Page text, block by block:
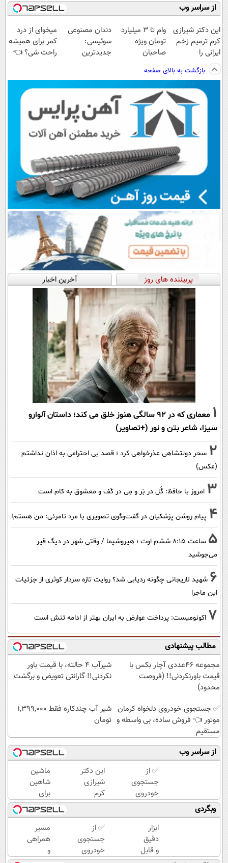
از سراسر وب
این دکتر شیرازی
کرم ترمیم زخم
ایرانی را
ساخت!!!
وام تا ۳ میلیارد
تومان ویژه
صاحبان
آنلاین و حضوری
دندان مصنوعی
سوئیسی:
جدیدترین
پرداخت قسطی
میخوای از درد
کمر برای همیشه
راحت شی؟ 👈
بازگشت به بالای صفحه
پربیننده های روز آخرین اخبار
1
معماری که در 92 سالگی هنوز خلق می کند؛ داستان آلوارو
سیزا، شاعر بتن و نور (+تصاویر)
2 سحر دولتشاهی عذرخواهی کرد ؛ قصد بی احترامی به اذان نداشتم
(عکس)
3 امروز با حافظ: گُل در بَر و مِی در کَف و معشوق به کام است
4 پیام روشن پزشکیان در گفت‌و‌گوی تصویری با مرد نامرئی: من هستم!
5
ساعت ۸:۱۵ ششم اوت ؛ هیروشیما / وقتی شهر در دیگ قیر
می‌جوشید
6 شهید لاریجانی چگونه ردیابی شد؟ روایت تازه سردار کوثری از جزئیات
این ماجرا
7 اکونومیست: پرداخت عوارض به ایران بهتر از ادامه تنش است
مطالب پیشنهادی
مجموعه ۴۶عددی آچار بکس با
قیمت باورنکردنی!! (فروصت
محدود)
شیر‌آب ۴ حالته، با قیمت باور
نکردنی!! گارانتی تعویض و برگشت
✅ جستجوی خودروی دلخواه کرمان
موتور 👈 فروش ساده، بی واسطه و
مستقیم
شیر آب چندکاره فقط 1,399,000
تومان
از سراسر وب
✅ از
جستجوی
خودروی
دلخواه
کرمان
موتور تا
فروش
ساده، بی
این دکتر
شیرازی
کرم
ترمیم
زخم
ایرانی را
ساخت!!!
ماشین
شاهین
برای
فروش
داری؟
اینجا
سریع و
راحت
وبگردی
ابزار
دقیق
و قابل
✅ از
جستجوی
خودروی
مسیر
همراهی
و